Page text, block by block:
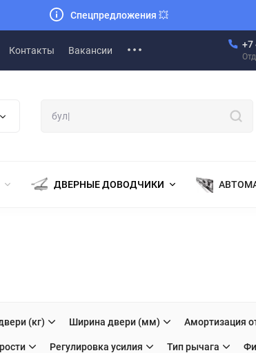
Спецпредложения 💥
Контакты Вакансии
+7
ДВЕРНЫЕ ДОВОДЧИКИ
(кг) Ширина двери (мм) Амортизация
Регулировка усилия Тип рычага